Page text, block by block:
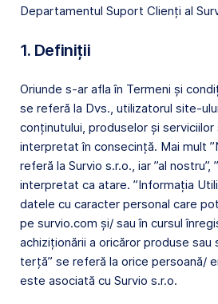
Departamentul Suport Clienți al
1. Definiții
Oriunde s-ar afla în Termeni și
se referă la Dvs., utilizatorul site-
conținutului, produselor și serviciilor
interpretat în consecință. Mai mult
referă la Survio s.r.o., iar ”al nostru”,
interpretat ca atare. ”Informația
datele cu caracter personal care
pe survio.com și/ sau în cursul
achiziționării a oricăror produse sau
terță” se referă la orice persoană/
este asociată cu Survio s.r.o.